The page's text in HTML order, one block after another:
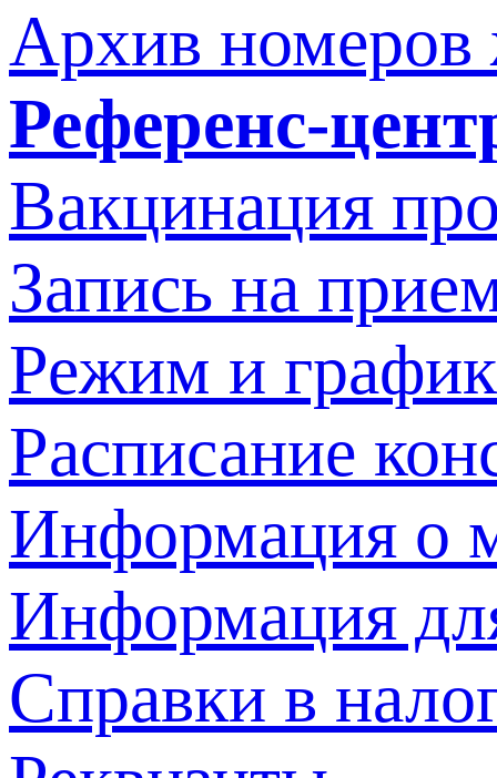
Архив номеров
Референс-
Вакцинация
Запись на
Режим и
Расписание
Информация о
Информация
Справки в